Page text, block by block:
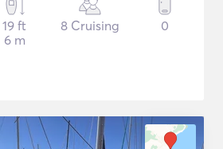
19 ft
6 m
8 Cruising 0